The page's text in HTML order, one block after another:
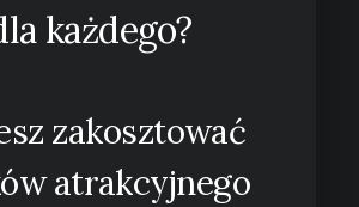
każdego?
zakosztować
atrakcyjnego